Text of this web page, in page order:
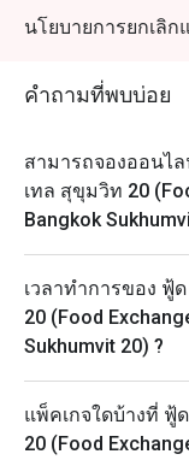
ราคาสุทธิ 650 บ
- Sunday
Beverage
นโยบายการยกเลิก
คำถามที่พบบ่อย
สามารถจองออนไ
เทล สุขุมวิท 20
Bangkok
เวลาทำการของ ฟู้
20 (Food
Sukhumvit 20) ?
แพ็คเกจใดบ้างที่ ฟู้
20 (Food